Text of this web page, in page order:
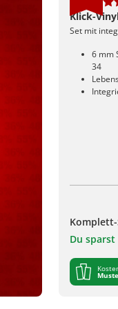
Klick-
Set mit
6 mm
34
Du sparst